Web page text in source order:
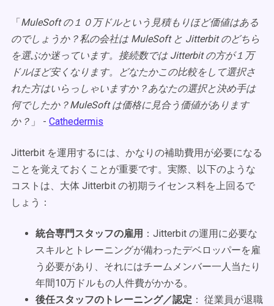
「MuleSoft の１０万ドルという見積もりほど価値はある
のでしょうか？私の会社は MuleSoft と Jitterbit のどちら
を選ぶか迷っています。接続数では Jitterbit の方が１万
ドルほど安くなります。どなたかこの比較をして選択さ
れた方はいらっしゃいますか？あなたの選択と決め手は
何でしたか？MuleSoft は価格に見合う価値があります
か？ 」 - Cathedermis
Jitterbit を運用するには、かなりの補助費用が必要になる
ことを覚えておくことが重要です。実際、以下のような
コストは、大体 Jitterbit の初期ライセンス料を上回るで
しょう：
統合専門スタッフの雇用 ：Jitterbit の運用に必要な
スキルとトレーニングが備わったデベロッパーを雇
う必要があり、それにはチームメンバー一人当たり
年間10万ドルもの人件費がかかる。
後任スタッフのトレーニング／認定 ： 従業員が退職